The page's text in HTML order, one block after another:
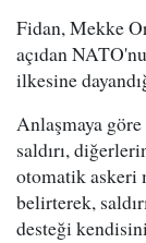
Fidan, Mekke
açıdan
ilkesine
Anlaşmaya
saldırı,
otomatik askeri
belirterek,
desteği